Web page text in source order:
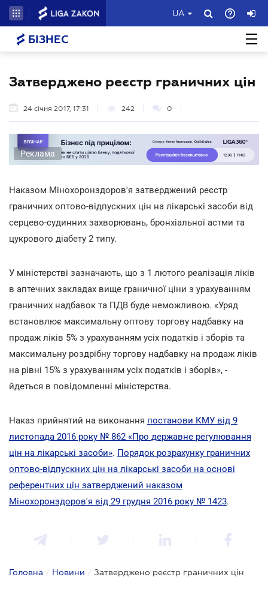
UA
БІЗНЕС
Затверджено реєстр граничних цін
24 січня 2017, 17:31 242 0
Реклама
Наказом Мінохоронздоров'я затверджений реєстр
граничних оптово-відпускних цін на лікарські засоби від
серцево-судинних захворювань, бронхіальної астми та
цукрового діабету 2 типу.
У міністерстві зазначають, що з 1 лютого реалізація ліків
в аптечних закладах вище граничної ціни з урахуванням
граничних надбавок та ПДВ буде неможливою. «Уряд
встановлює максимальну оптову торгову надбавку на
продаж ліків 5% з урахуванням усіх податків і зборів та
максимальну роздрібну торгову надбавку на продаж ліків
на рівні 15% з урахуванням усіх податків і зборів», -
йдеться в повідомленні міністерства.
Наказ прийнятий на виконання постанови КМУ від 9
листопада 2016 року № 862 «Про державне регулювання
цін на лікарські засоби». Порядок розрахунку граничних
оптово-відпускних цін на лікарські засоби на основі
референтних цін затверджений наказом
Мінохоронздоров'я від 29 грудня 2016 року № 1423.
Головна / Новини / Затверджено реєстр граничних цін